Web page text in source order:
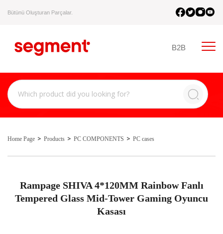
Bütünü Oluşturan Parçalar.
B2B
Home Page Products PC COMPONENTS PC cases
Rampage SHIVA 4*120MM Rainbow Fanlı
Tempered Glass Mid-Tower Gaming Oyuncu
Kasası